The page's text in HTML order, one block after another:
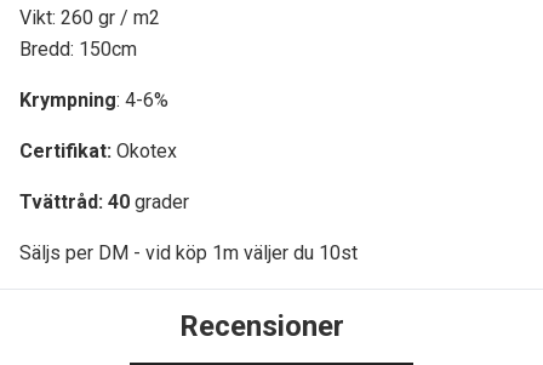
Vikt: 260 gr / m2
Bredd: 150cm
Krympning: 4-6%
Certifikat: Okotex
Tvättråd: 40 grader
Säljs per DM - vid köp 1m väljer du 10st
Recensioner